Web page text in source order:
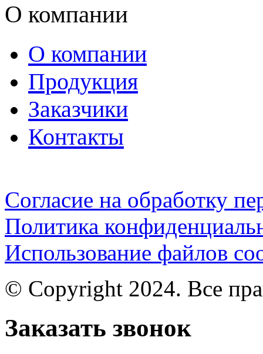
О компании
О компании
Продукция
Заказчики
Контакты
Согласие на обработку
Политика
Использование файлов
© Copyright 2024. Все
Заказать звонок